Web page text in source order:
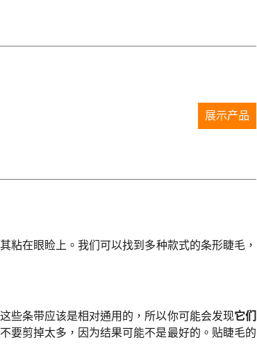
展示产品
粘在眼睑上。我们可以找到多种款式的条形睫毛，
这些条带应该是相对通用的，所以你可能会发现它们
要剪掉太多，因为结果可能不是最好的。贴睫毛的